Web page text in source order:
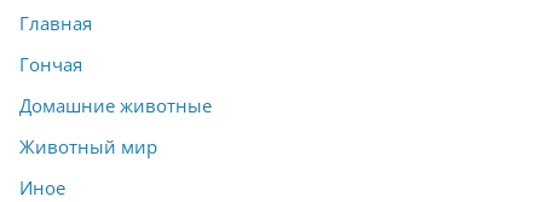
Главная
Гончая
Домашние животные
Животный мир
Иное